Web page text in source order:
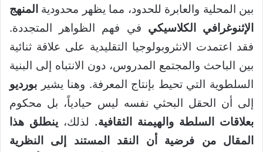
بين المحلية والعابرة للحدود، مما يظهر محدودية المنهج
الإثنوغرافي الكلاسيكي في فهم الظواهر المتجددة.
فقد اعتمدت الانثروبولوجيا التقليدية على علاقة ثنائية
بين الباحث والمجتمع المدروس، دون الانتباه إلى البنية
السلطوية التي تحيط بإنتاج المعرفة. وهنا يشير بورديو
إلى أن الحقل البحثي نفسه ليس حيادياً، بل محكوم
بعلاقات السلطة والهيمنة الثقافية. لذلك، ينطلق هذا
المقال من فرضية أن النقد المستند إلى النظرية